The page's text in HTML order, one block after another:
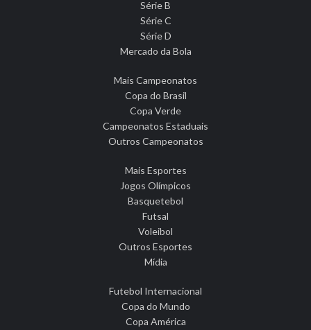
Série B
Série C
Série D
Mercado da Bola
Mais Campeonatos
Copa do Brasil
Copa Verde
Campeonatos Estaduais
Outros Campeonatos
Mais Esportes
Jogos Olímpicos
Basquetebol
Futsal
Voleibol
Outros Esportes
Mídia
Futebol Internacional
Copa do Mundo
Copa América